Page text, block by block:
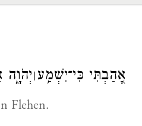
אָ֭הַבְתִּי כִּי־יִשְׁמַ֥ע׀יְהֹוָ֑ה
Flehen.